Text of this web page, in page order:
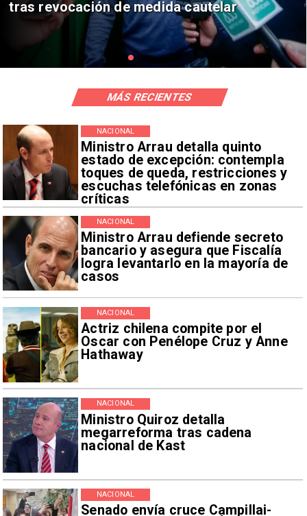
de relaciones consulares
Ministro Arrau detalla quinto
estado de excepción: contempla
toques de queda, restricciones y
escuchas telefónicas en zonas
críticas
NACIONAL
Ministro Arrau defiende secreto
bancario y asegura que Fiscalía
logra levantarlo en la mayoría de
casos
NACIONAL
Actriz chilena compite por el
Oscar con Penélope Cruz y Anne
Hathaway
NACIONAL
Ministro Quiroz detalla
megarreforma tras cadena
nacional de Kast
NACIONAL
Senado envía cruce Campillai-
NACIONAL
MÁS RECIENTES